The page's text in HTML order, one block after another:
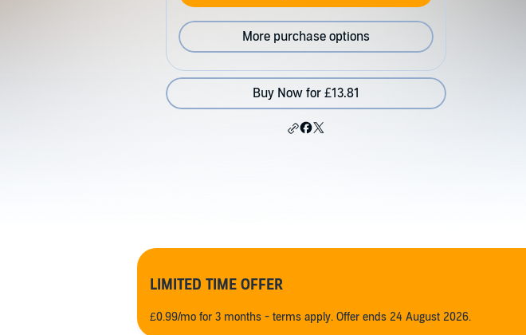
More purchase options
Buy Now for £13.81
LIMITED TIME OFFER
£0.99/mo for 3 months - terms apply. Offer ends 24 August 2026.